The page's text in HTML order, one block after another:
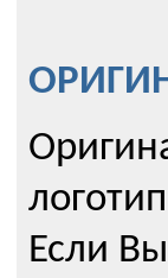
Если